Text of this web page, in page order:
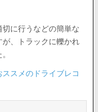
に行うなどの簡単な
、トラックに轢かれ
ススメのドライブレコ